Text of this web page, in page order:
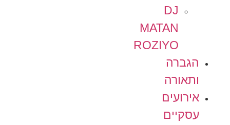
DJ
MATAN
ROZIYO
הגברה
ותאורה
אירועים
עסקיים